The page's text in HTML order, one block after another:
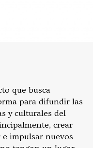
que busca
para difundir las
y culturales del
crear
impulsar nuevos